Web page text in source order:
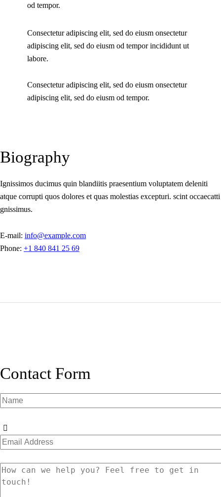
od tempor.
Consectetur adipiscing elit, sed do eiusm onsectetur
adipiscing elit, sed do eiusm od tempor incididunt ut
labore.
Consectetur adipiscing elit, sed do eiusm onsectetur
adipiscing elit, sed do eiusm od tempor.
Biography
Ignissimos ducimus quin blandiitis praesentium voluptatem deleniti
atque corrupti quos dolores et quas molestias excepturi. scint occaecatti
gnissimus.
E-mail: info@example.com
Phone: +1 840 841 25 69
Contact Form